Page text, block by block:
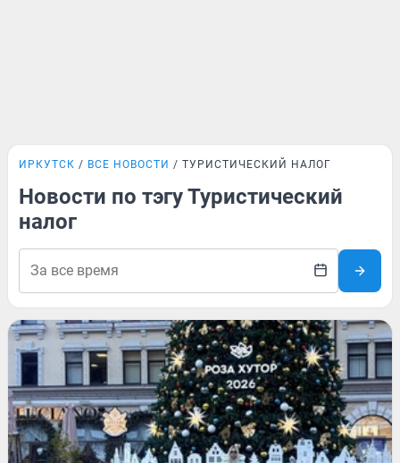
ИРКУТСК ВСЕ НОВОСТИ ТУРИСТИЧЕСКИЙ НАЛОГ
Новости по тэгу Туристический
налог